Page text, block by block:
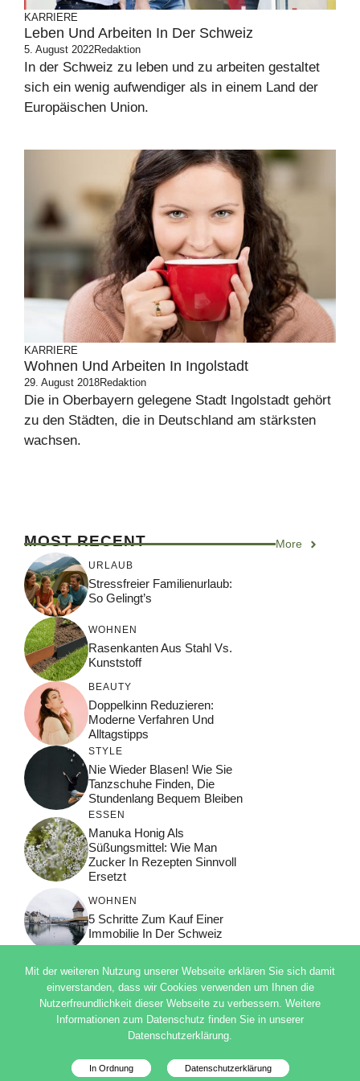
KARRIERE
Leben Und Arbeiten In Der Schweiz
5. August 2022Redaktion
In der Schweiz zu leben und zu arbeiten gestaltet
sich ein wenig aufwendiger als in einem Land der
Europäischen Union.
KARRIERE
Wohnen Und Arbeiten In Ingolstadt
29. August 2018Redaktion
Die in Oberbayern gelegene Stadt Ingolstadt gehört
zu den Städten, die in Deutschland am stärksten
wachsen.
MOST RECENT More
URLAUB
Stressfreier Familienurlaub:
So Gelingt’s
WOHNEN
Rasenkanten Aus Stahl Vs.
Kunststoff
BEAUTY
Doppelkinn Reduzieren:
Moderne Verfahren Und
Alltagstipps
STYLE
Nie Wieder Blasen! Wie Sie
Tanzschuhe Finden, Die
Stundenlang Bequem Bleiben
ESSEN
Manuka Honig Als
Süßungsmittel: Wie Man
Zucker In Rezepten Sinnvoll
Ersetzt
WOHNEN
5 Schritte Zum Kauf Einer
Immobilie In Der Schweiz
© 2026 ADSIMPLE
DATENSCHUTZERKLÄRUNG
Mit der weiteren Nutzung unserer Webseite erklären Sie sich damit
einverstanden, dass wir Cookies verwenden um Ihnen die
Nutzerfreundlichkeit dieser Webseite zu verbessern. Weitere
Informationen zum Datenschutz finden Sie in unserer
Datenschutzerklärung.
In Ordnung Datenschutzerklärung
Datenschutzinfo
Deutsch